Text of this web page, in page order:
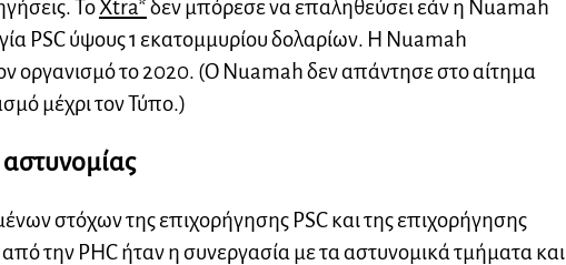
ΤοXtra*δεν μπόρεσε να επαληθεύσει εάν η Nuamah
PSC ύψους 1 εκατομμυρίου δολαρίων. Η Nuamah
οργανισμό το 2020. (Ο Nuamah δεν απάντησε στο αίτημα
μέχρι τον Τύπο.)
στόχων της επιχορήγησης PSC και της επιχορήγησης
την PHC ήταν η συνεργασία με τα αστυνομικά τμήματα και